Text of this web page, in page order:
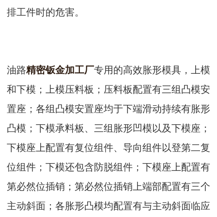
排工件时的危害。
油路精密钣金加工厂专用的高效胀形模具，上模
和下模；上模压料板；压料板配置有三组凸模安
置座；各组凸模安置座均于下端滑动持续有胀形
凸模；下模承料板、三组胀形凹模以及下模座；
下模座上配置有复位组件、导向组件以登第二复
位组件；下模还包含防脱组件；下模座上配置有
第必然位插销；第必然位插销上端部配置有三个
主动斜面；各胀形凸模均配置有与主动斜面临应